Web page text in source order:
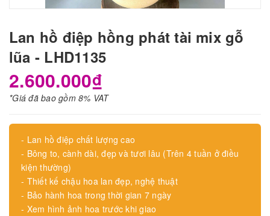
Lan hồ điệp hồng phát tài mix gỗ
lũa - LHD1135
2.600.000₫
*Giá đã bao gồm 8% VAT
- Lan hồ điệp chất lượng cao
- Bông to, cành dài, đẹp và tươi lâu (Trên 4 tuần ở điều
kiện thường)
- Thiết kế chậu hoa lan đẹp, nghệ thuật
- Bảo hành hoa trong thời gian 7 ngày
- Xem hình ảnh hoa trước khi giao